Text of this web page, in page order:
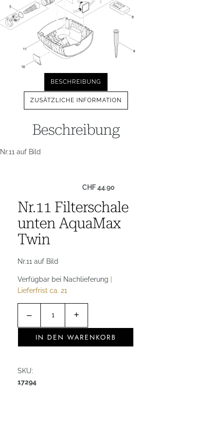
BESCHREIBUNG
ZUSÄTZLICHE INFORMATION
Beschreibung
Nr.11 auf Bild
CHF44.90
Nr.11 Filterschale
unten AquaMax
Twin
Nr.11 auf Bild
Verfügbar bei Nachlieferung
Lieferfrist ca. 21
–
.
i
l
+
IN DEN WARENKORB
SKU:
17294